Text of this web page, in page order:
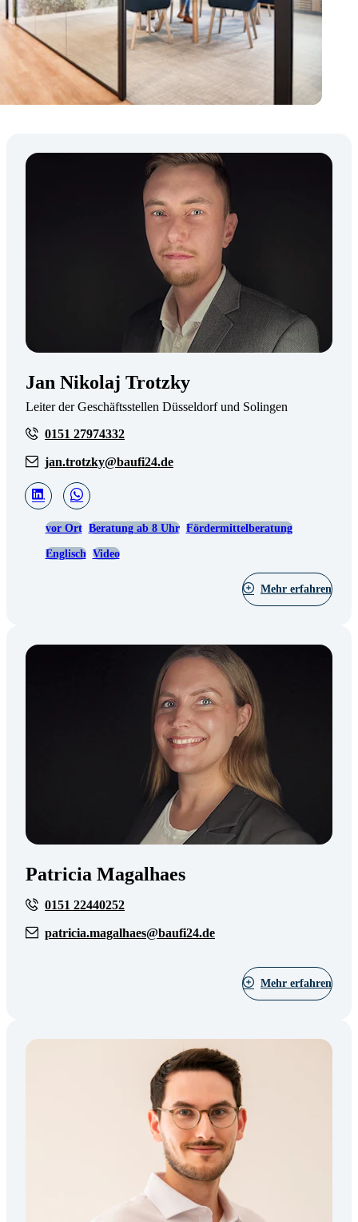
Jan Nikolaj Trotzky
Leiter der Geschäftsstellen Düsseldorf und Solingen
0151 27974332
jan.trotzky@baufi24.de
vor Ort Beratung ab 8 Uhr Fördermittelberatung
Englisch Video
Mehr erfahren
Patricia Magalhaes
0151 22440252
patricia.magalhaes@baufi24.de
Mehr erfahren